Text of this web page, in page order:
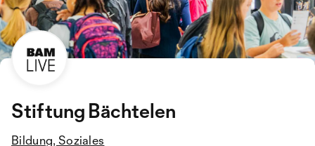
Stiftung Bächtelen
Bildung, Soziales